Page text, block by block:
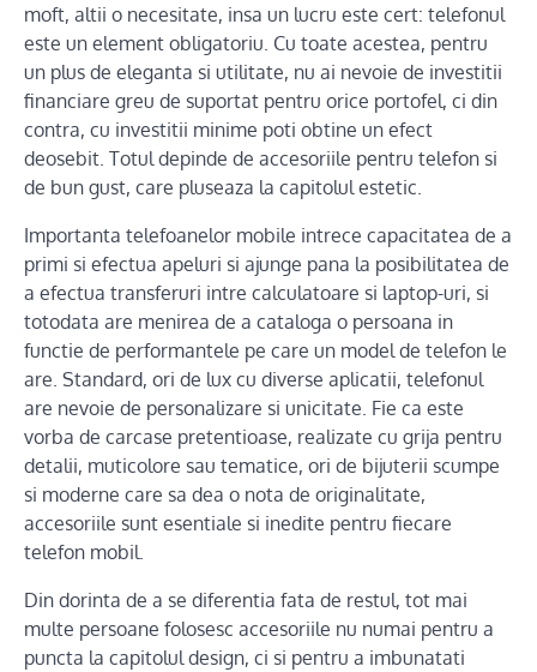
moft, altii o necesitate, insa un lucru este cert: telefonul
este un element obligatoriu. Cu toate acestea, pentru
un plus de eleganta si utilitate, nu ai nevoie de investitii
financiare greu de suportat pentru orice portofel, ci din
contra, cu investitii minime poti obtine un efect
deosebit. Totul depinde de accesoriile pentru telefon si
de bun gust, care pluseaza la capitolul estetic.
Importanta telefoanelor mobile intrece capacitatea de a
primi si efectua apeluri si ajunge pana la posibilitatea de
a efectua transferuri intre calculatoare si laptop-uri, si
totodata are menirea de a cataloga o persoana in
functie de performantele pe care un model de telefon le
are. Standard, ori de lux cu diverse aplicatii, telefonul
are nevoie de personalizare si unicitate. Fie ca este
vorba de carcase pretentioase, realizate cu grija pentru
detalii, muticolore sau tematice, ori de bijuterii scumpe
si moderne care sa dea o nota de originalitate,
accesoriile sunt esentiale si inedite pentru fiecare
telefon mobil.
Din dorinta de a se diferentia fata de restul, tot mai
multe persoane folosesc accesoriile nu numai pentru a
puncta la capitolul design, ci si pentru a imbunatati